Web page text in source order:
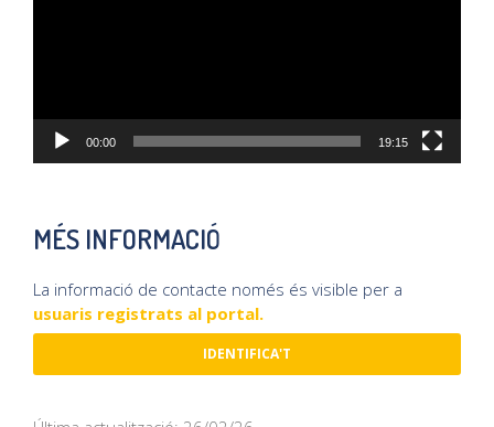
00:00 19:15
MÉS INFORMACIÓ
La informació de contacte només és visible per a
usuaris registrats al portal.
IDENTIFICA'T